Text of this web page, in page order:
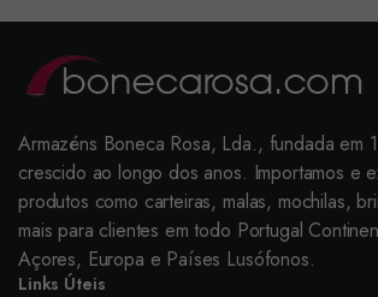
Armazéns Boneca Rosa, Lda., fundada em
crescido ao longo dos anos. Importamos e
produtos como carteiras, malas, mochilas,
mais para clientes em todo Portugal
Açores, Europa e Países Lusófonos.
Links Úteis